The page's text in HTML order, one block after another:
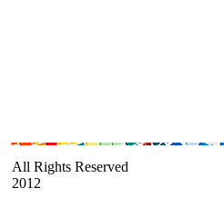
All Rights Reserved
2012